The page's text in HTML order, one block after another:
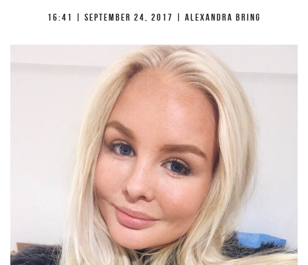
16:41 | september 24, 2017 | Alexandra Bring